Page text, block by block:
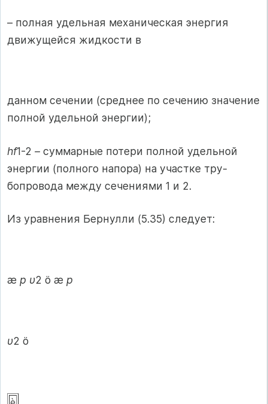
– полная удельная механическая энергия
движущейся жидкости в
данном сечении (среднее по сечению значение
полной удельной энергии);
hf1-2 – суммарные потери полной удельной
энергии (полного напора) на участке тру-
бопровода между сечениями 1 и 2.
Из уравнения Бернулли (5.35) следует:
æ p υ2 ö æ p
υ2 ö